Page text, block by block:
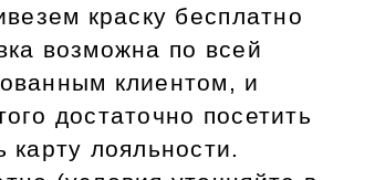
краску бесплатно
возможна по всей
клиентом, и
достаточно посетить
лояльности.